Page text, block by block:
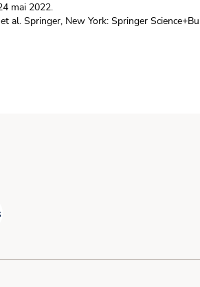
mai 2022.
al. Springer, New York: Springer